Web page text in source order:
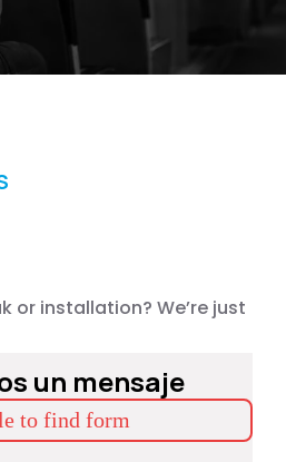
or installation? We’re just
un mensaje
to find form